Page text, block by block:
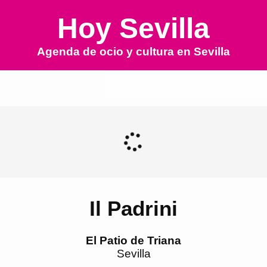
Hoy Sevilla
Agenda de ocio y cultura en Sevilla
Il Padrini
El Patio de Triana
Sevilla